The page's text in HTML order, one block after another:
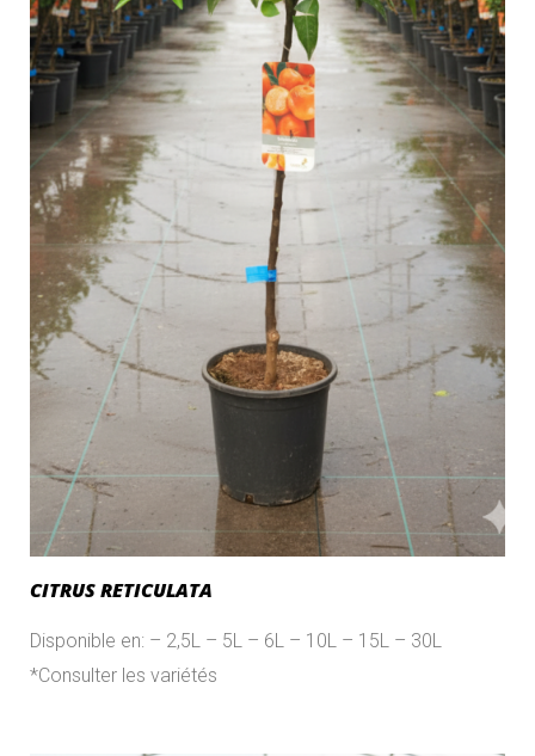
CITRUS RETICULATA
Disponible en: – 2,5L – 5L – 6L – 10L – 15L – 30L
*Consulter les variétés